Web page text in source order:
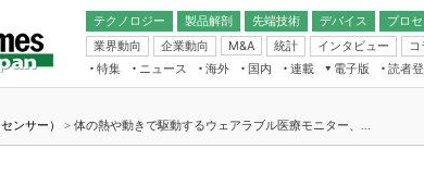
テクノロジー 製品解剖
先端技術
電池／エネルギー
デバイス
アナログ
マイコン
プロセ
業界動向
企業動向 M&A 統計 インタビュー
フィジカルAI
特集 ニュース 海外 国内
連載
福田昭のデバイス通信
電子版
電子ブックレット
読者
ンサー） > 体の熱や動きで駆動するウェアラブル医療モニター、...